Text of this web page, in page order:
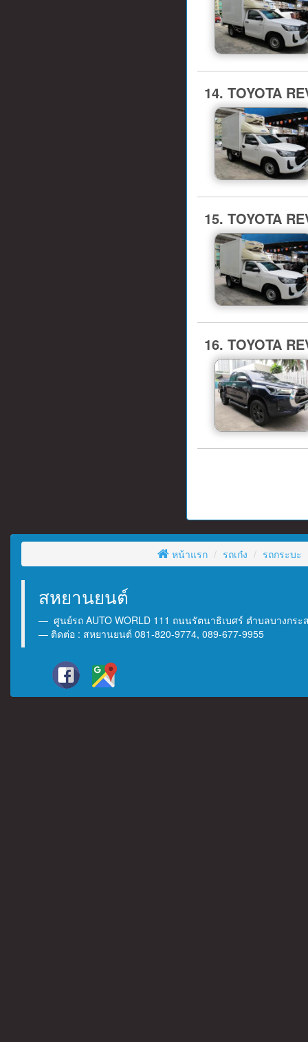
14. TOYOTA
15. TOYOTA
16. TOYOTA
หน้าแรก รถเก๋ง รถกระบะ
สหยานยนต์
ศูนย์รถ AUTO WORLD 111 ถนนรัตนาธิเบศร์ ตำบลบางกร
ติดต่อ : สหยานยนต์ 081-820-9774, 089-677-9955